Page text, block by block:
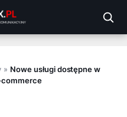
» Nowe usługi dostępne w
commerce